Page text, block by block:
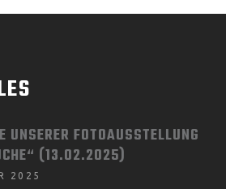
UNSERER FOTOAUSSTELLUNG
(13.02.2025)
2025